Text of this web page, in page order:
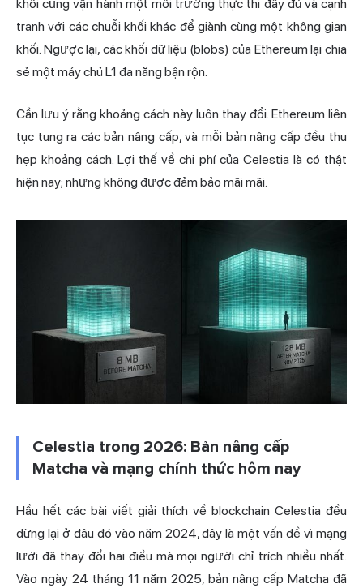
khối cũng vận hành một môi trường thực thi đầy đủ và cạnh
tranh với các chuỗi khối khác để giành cùng một không gian
khối. Ngược lại, các khối dữ liệu (blobs) của Ethereum lại chia
sẻ một máy chủ L1 đa năng bận rộn.
Cần lưu ý rằng khoảng cách này luôn thay đổi. Ethereum liên
tục tung ra các bản nâng cấp, và mỗi bản nâng cấp đều thu
hẹp khoảng cách. Lợi thế về chi phí của Celestia là có thật
hiện nay; nhưng không được đảm bảo mãi mãi.
Celestia trong 2026: Bản nâng cấp
Matcha và mạng chính thức hôm nay
Hầu hết các bài viết giải thích về blockchain Celestia đều
dừng lại ở đâu đó vào năm 2024, đây là một vấn đề vì mạng
lưới đã thay đổi hai điều mà mọi người chỉ trích nhiều nhất.
Vào ngày 24 tháng 11 năm 2025, bản nâng cấp Matcha đã